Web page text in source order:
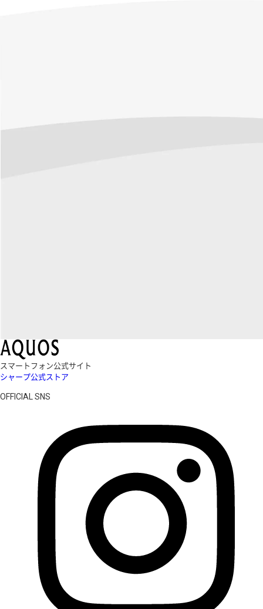
スマートフォン公式サイト
シャープ公式ストア
OFFICIAL SNS